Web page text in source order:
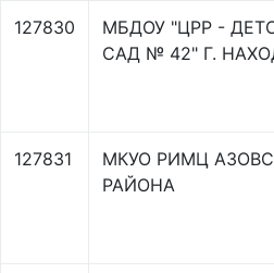
127830
МБДОУ "ЦРР -
САД № 42" Г.
127831
МКУО РИМЦ
РАЙОНА